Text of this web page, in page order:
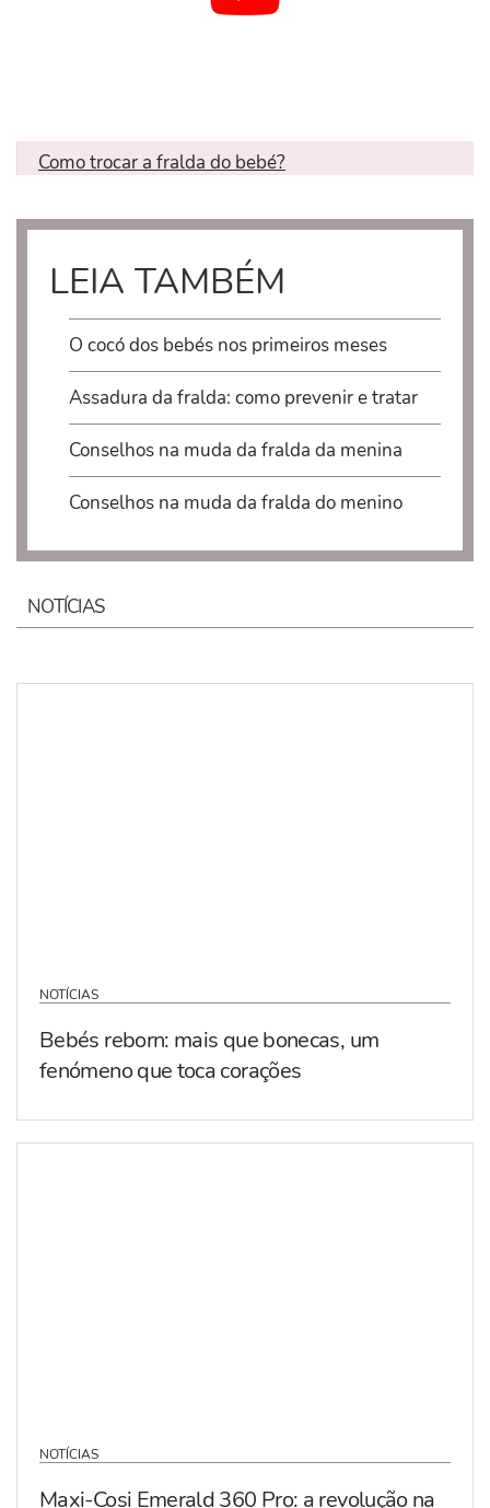
Como trocar a fralda do bebé?
LEIA TAMBÉM
O cocó dos bebés nos primeiros meses
Assadura da fralda: como prevenir e tratar
Conselhos na muda da fralda da menina
Conselhos na muda da fralda do menino​
NOTÍCIAS
NOTÍCIAS
Bebés reborn: mais que bonecas, um
fenómeno que toca corações
NOTÍCIAS
Maxi-Cosi Emerald 360 Pro: a revolução na